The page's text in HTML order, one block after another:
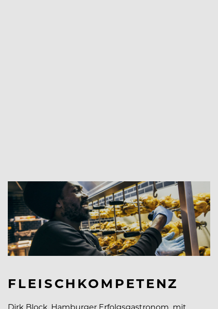
FLEISCHKOMPETENZ
Dirk Block, Hamburger Erfolgsgastronom mit